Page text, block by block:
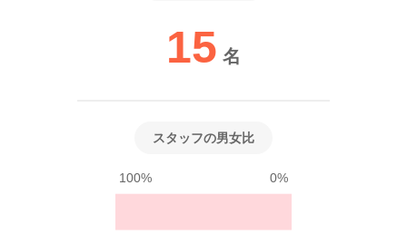
15 名
スタッフの男女比
100% 0%